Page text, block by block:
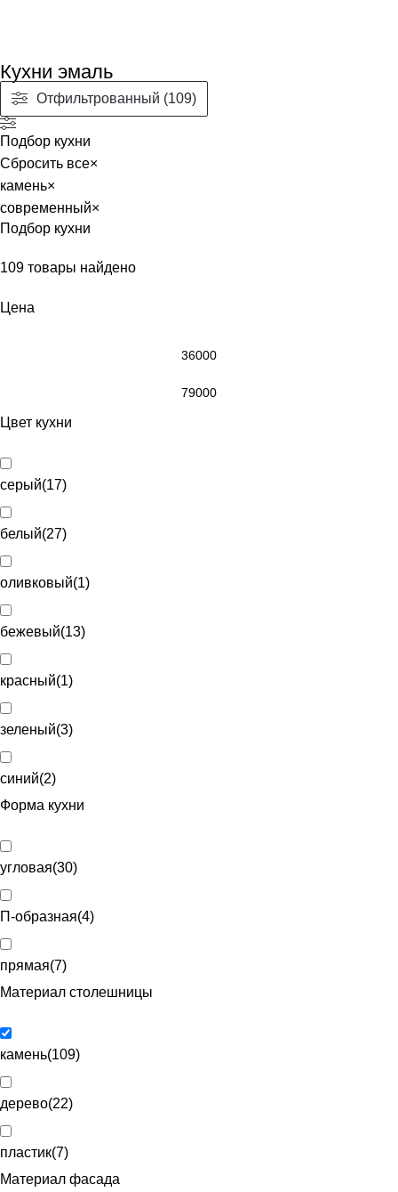
Кухни эмаль
Отфильтрованный (109)
Подбор кухни
Сбросить все×
камень×
современный×
Подбор кухни
109 товары найдено
Цена
Цвет кухни
серый(17)
белый(27)
оливковый(1)
бежевый(13)
красный(1)
зеленый(3)
синий(2)
Форма кухни
угловая(30)
П-образная(4)
прямая(7)
Материал столешницы
камень(109)
дерево(22)
пластик(7)
Материал фасада